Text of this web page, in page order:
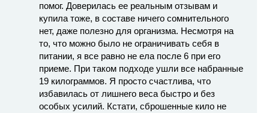
помог. Доверилась ее реальным отзывам и
купила тоже, в составе ничего сомнительного
нет, даже полезно для организма. Несмотря на
то, что можно было не ограничивать себя в
питании, я все равно не ела после 6 при его
приеме. При таком подходе ушли все набранные
19 килограммов. Я просто счастлива, что
избавилась от лишнего веса быстро и без
особых усилий. Кстати, сброшенные кило не